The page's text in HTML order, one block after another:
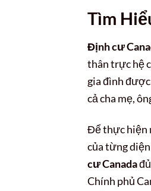
Tìm
Định cư
thân trực hệ
gia đình
cả cha mẹ,
Để thực hiện
của từng diện
cư Canada
Chính phủ